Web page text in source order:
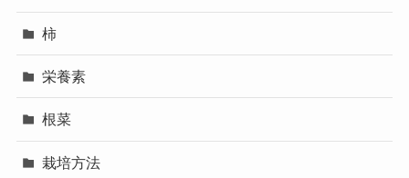
柿
栄養素
根菜
栽培方法